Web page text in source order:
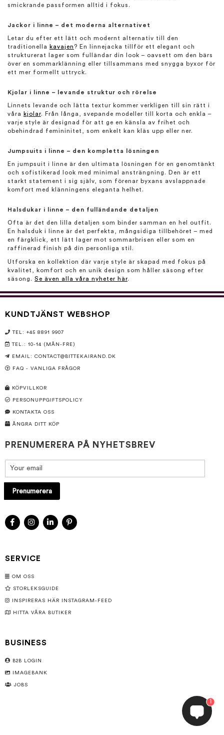
smickrande passformen alltid i fokus.
Jackor i linne – det moderna alternativet
Letar du efter ett lätt och modernt alternativ till den
traditionella
kavajen? En linnejacka tillför ett elegant och
strukturerat lager som fulländar din look – oavsett om den bärs
över en sommarklänning eller tillsammans med snygga byxor för
ett mer formellt uttryck.
Kjolar i linne – levande struktur och rörelse
Linnets levande och lätta textur kommer verkligen till sin rätt i
våra
kjolar. Från långa, svepande modeller till korta och enkla –
varje style är designad för att ge en känsla av frihet och
obehindrad femininitet, som enkelt kan kläs upp eller ner.
Jumpsuits i linne – den kompletta lösningen
En jumpsuit i linne är den ultimata lösningen för en genomtänkt
och sofistikerad look med minimal ansträngning. Den är ett
starkt statement i sig själv, som förenar byxans avslappnade
komfort med klänningens eleganta helhet.
Halsdukar i linne – den fulländande detaljen
Ofta är det den lilla detaljen som binder samman en hel outfit.
En halsduk i linne är det perfekta, mångsidiga tillbehöret – med
en färgklick, ett lätt lager mot sommarbrisen eller som en
raffinerad finish på din personliga stil.
Utforska en kollektion där varje style är skapad med fokus på
kvalitet, komfort och en unik design som håller säsong efter
säsong. Se även alla våra nyheter här.
KUNDTJÄNST WEBSHOP
TEL: +45 8891 9907
TEL.: 10-14 (MÅN-FRE)
EMAIL: CONTACT@BITTEKAIRAND.DK
FAQ - VANLIGA FRÅGOR
KÖPVILLKOR
PERSONUPPGIFTSPOLICY
KONTAKTA OSS
ÅNGRA DITT KÖP
PRENUMERERA PÅ NYHETSBREV
Prenumerera
SERVICE
OM OSS
STORLEKSGUIDE
INSPIRERAS HÄR INSTAGRAM-FEED
HITTA VÅRA BUTIKER
BUSINESS
B2B LOGIN
IMAGEBANK
JOBS
1